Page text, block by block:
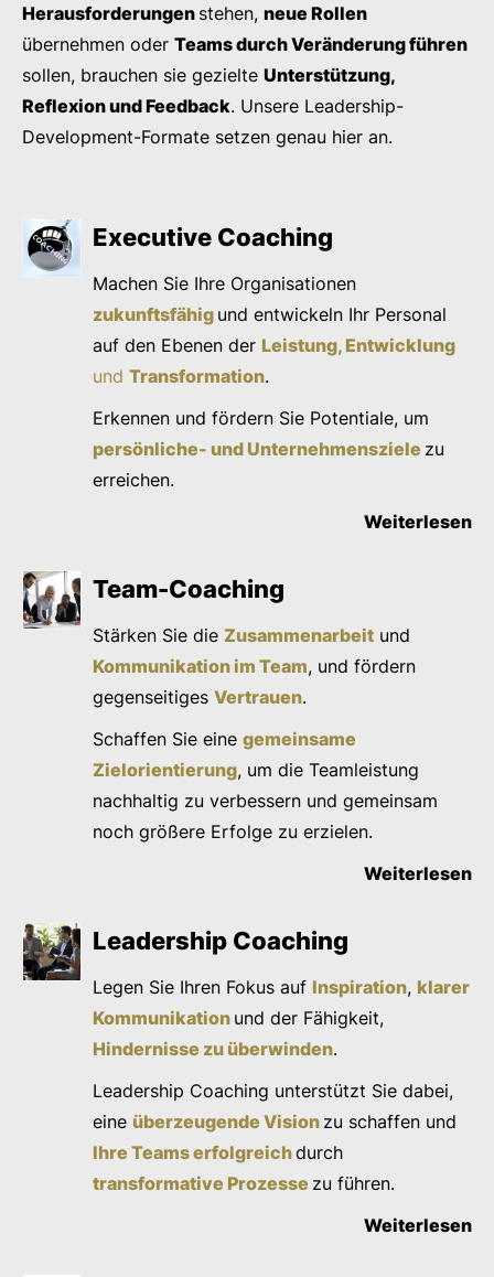
Herausforderungen stehen, neue Rollen
übernehmen oder Teams durch Veränderung führen
sollen, brauchen sie gezielte Unterstützung,
Reflexion und Feedback. Unsere Leadership-
Development-Formate setzen genau hier an.
Executive Coaching
Machen Sie Ihre Organisationen
zukunftsfähig und entwickeln Ihr Personal
auf den Ebenen der Leistung, Entwicklung
undTransformation.
Erkennen und fördern Sie Potentiale, um
persönliche- und Unternehmensziele zu
erreichen.
Weiterlesen
Team-Coaching
Stärken Sie dieZusammenarbeit und
Kommunikation im Team, und fördern
gegenseitigesVertrauen.
Schaffen Sie einegemeinsame
Zielorientierung, um die Teamleistung
nachhaltig zu verbessern und gemeinsam
noch größere Erfolge zu erzielen.
Weiterlesen
Leadership Coaching
Legen Sie Ihren Fokus auf Inspiration, klarer
Kommunikation und der Fähigkeit,
Hindernisse zu überwinden.
Leadership Coaching unterstützt Sie dabei,
eine überzeugende Vision zu schaffen und
Ihre Teams erfolgreichdurch
transformative Prozesse zu führen.
Weiterlesen